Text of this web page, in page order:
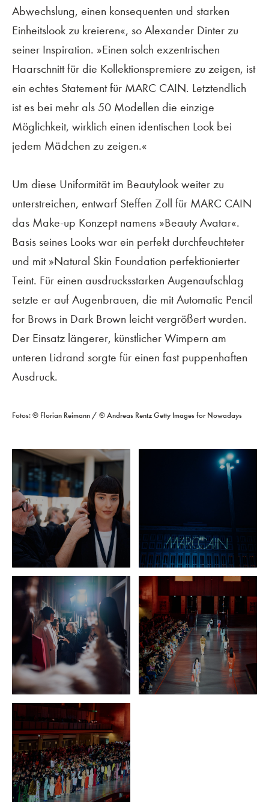
Abwechslung, einen konsequenten und starken
Einheitslook zu kreieren«, so Alexander Dinter zu
seiner Inspiration. »Einen solch exzentrischen
Haarschnitt für die Kollektionspremiere zu zeigen, ist
ein echtes Statement für MARC CAIN. Letztendlich
ist es bei mehr als 50 Modellen die einzige
Möglichkeit, wirklich einen identischen Look bei
jedem Mädchen zu zeigen.«
Um diese Uniformität im Beautylook weiter zu
unterstreichen, entwarf Steffen Zoll für MARC CAIN
das Make-up Konzept namens »Beauty Avatar«.
Basis seines Looks war ein perfekt durchfeuchteter
und mit »Natural Skin Foundation perfektionierter
Teint. Für einen ausdrucksstarken Augenaufschlag
setzte er auf Augenbrauen, die mit Automatic Pencil
for Brows in Dark Brown leicht vergrößert wurden.
Der Einsatz längerer, künstlicher Wimpern am
unteren Lidrand sorgte für einen fast puppenhaften
Ausdruck.
Fotos: © Florian Reimann / © Andreas Rentz Getty Images for Nowadays